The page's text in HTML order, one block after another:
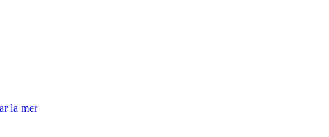
la mer